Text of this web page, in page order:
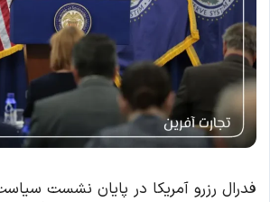
فدرال رزرو آمریکا در پایان نشست